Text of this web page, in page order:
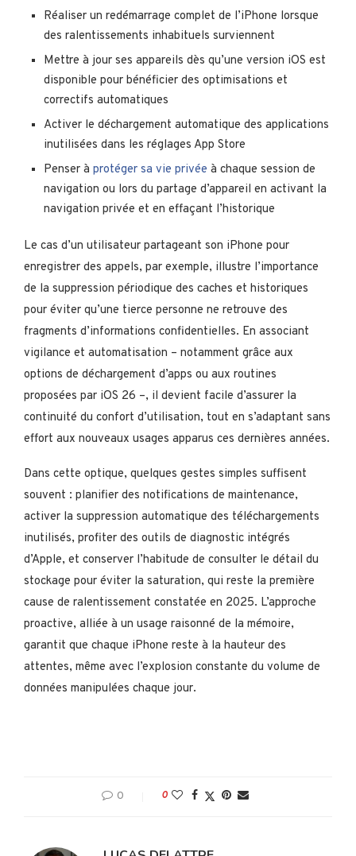
Réaliser un redémarrage complet de l’iPhone lorsque
des ralentissements inhabituels surviennent
Mettre à jour ses appareils dès qu’une version iOS est
disponible pour bénéficier des optimisations et
correctifs automatiques
Activer le déchargement automatique des applications
inutilisées dans les réglages App Store
Penser à protéger sa vie privée à chaque session de
navigation ou lors du partage d’appareil en activant la
navigation privée et en effaçant l’historique
Le cas d’un utilisateur partageant son iPhone pour
enregistrer des appels, par exemple, illustre l’importance
de la suppression périodique des caches et historiques
pour éviter qu’une tierce personne ne retrouve des
fragments d’informations confidentielles. En associant
vigilance et automatisation – notamment grâce aux
options de déchargement d’apps ou aux routines
proposées par iOS 26 –, il devient facile d’assurer la
continuité du confort d’utilisation, tout en s’adaptant sans
effort aux nouveaux usages apparus ces dernières années.
Dans cette optique, quelques gestes simples suffisent
souvent : planifier des notifications de maintenance,
activer la suppression automatique des téléchargements
inutilisés, profiter des outils de diagnostic intégrés
d’Apple, et conserver l’habitude de consulter le détail du
stockage pour éviter la saturation, qui reste la première
cause de ralentissement constatée en 2025. L’approche
proactive, alliée à un usage raisonné de la mémoire,
garantit que chaque iPhone reste à la hauteur des
attentes, même avec l’explosion constante du volume de
données manipulées chaque jour.
0 0